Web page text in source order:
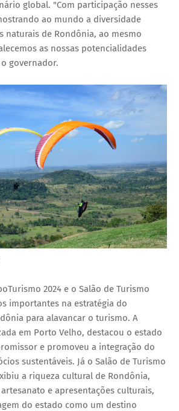
global. "Com participação nesses
ao mundo a diversidade
naturais de Rondônia, ao mesmo
as nossas potencialidades
governador.
2024 e o Salão de Turismo
importantes na estratégia do
para alavancar o turismo. A
em Porto Velho, destacou o estado
e promoveu a integração do
sustentáveis. Já o Salão de Turismo
a riqueza cultural de Rondônia,
e apresentações culturais,
do estado como um destino